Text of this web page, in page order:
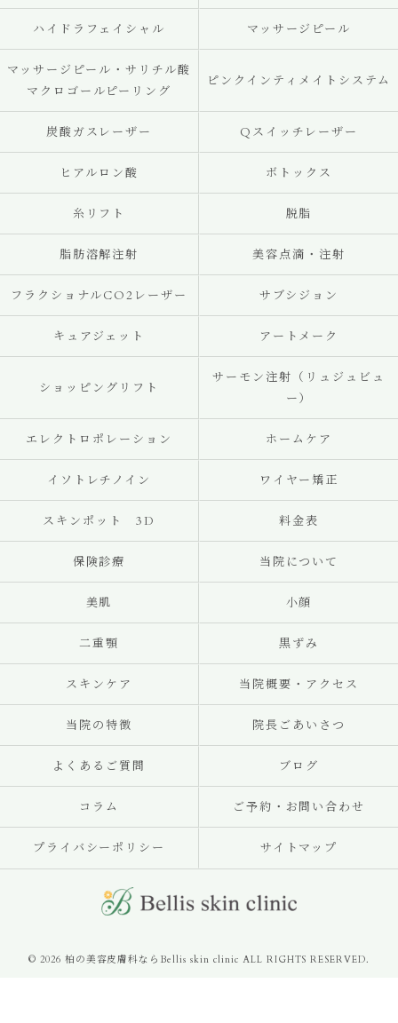
ハイドラフェイシャル マッサージピール
マッサージピール・サリチル酸
マクロゴールピーリング
ピンクインティメイトシステム
炭酸ガスレーザー Qスイッチレーザー
ヒアルロン酸 ボトックス
糸リフト 脱脂
脂肪溶解注射 美容点滴・注射
フラクショナルCO2レーザー サブシジョン
キュアジェット アートメーク
ショッピングリフト
サーモン注射（リュジュビュ
ー）
エレクトロポレーション ホームケア
イソトレチノイン ワイヤー矯正
スキンポット 3D 料金表
保険診療 当院について
美肌 小顔
二重顎 黒ずみ
スキンケア 当院概要・アクセス
当院の特徴 院長ごあいさつ
よくあるご質問 ブログ
コラム ご予約・お問い合わせ
プライバシーポリシー サイトマップ
© 2026 柏の美容皮膚科ならBellis skin clinic ALL RIGHTS RESERVED.